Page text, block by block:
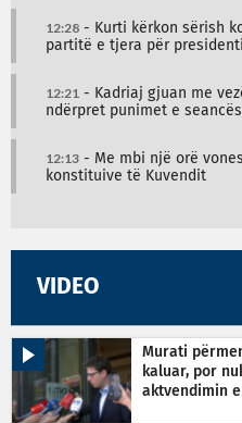
12:28 - Kurti kërkon sërish
partitë e tjera për
12:21 - Kadriaj gjuan me
ndërpret punimet e seancës
12:13 - Me mbi një orë
konstituive të Kuvendit
VIDEO
Murati
kaluar, por
aktvendimin